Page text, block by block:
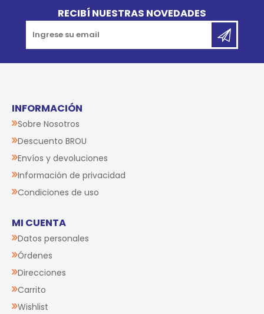
RECIBÍ NUESTRAS NOVEDADES
INFORMACIÓN
Sobre Nosotros
Descuento BROU
Envíos y devoluciones
Información de privacidad
Condiciones de uso
MI CUENTA
Datos personales
Órdenes
Direcciones
Carrito
Wishlist